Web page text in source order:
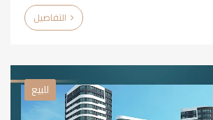
للبيع